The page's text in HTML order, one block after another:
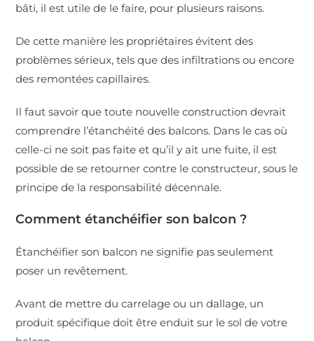
bâti, il est utile de le faire, pour plusieurs raisons.
De cette manière les propriétaires évitent des
problèmes sérieux, tels que des infiltrations ou encore
des remontées capillaires.
Il faut savoir que toute nouvelle construction devrait
comprendre l’étanchéité des balcons. Dans le cas où
celle-ci ne soit pas faite et qu’il y ait une fuite, il est
possible de se retourner contre le constructeur, sous le
principe de la responsabilité décennale.
Comment étanchéifier son balcon ?
Étanchéifier son balcon ne signifie pas seulement
poser un revêtement.
Avant de mettre du carrelage ou un dallage, un
produit spécifique doit être enduit sur le sol de votre